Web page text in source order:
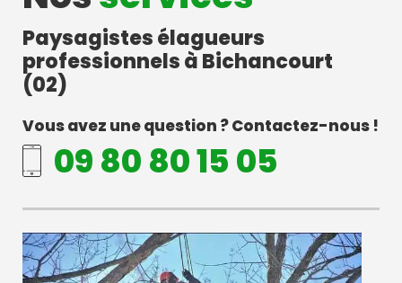
Paysagistes élagueurs
professionnels à Bichancourt
(02)
Vous avez une question ? Contactez-nous !
09 80 80 15 05